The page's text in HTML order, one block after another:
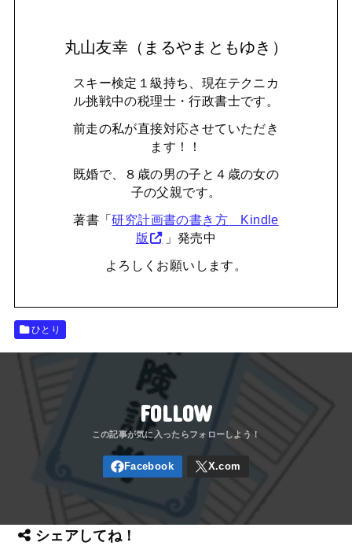
丸山友幸（まるやまともゆき）
スキー検定１級持ち、現在テクニカ
ル挑戦中の税理士・行政書士です。
前走の私が直接対応させていただき
ます！！
既婚で、８歳の男の子と４歳の女の
子の父親です。
著書「研究計画書の書き方 Kindle
版
」発売中
よろしくお願いします。
ひとり
FOLLOW
シェアしてね！